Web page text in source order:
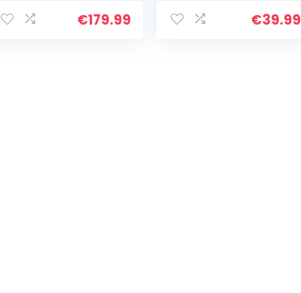
RAM 64GB ROM
€179.99
€39.99